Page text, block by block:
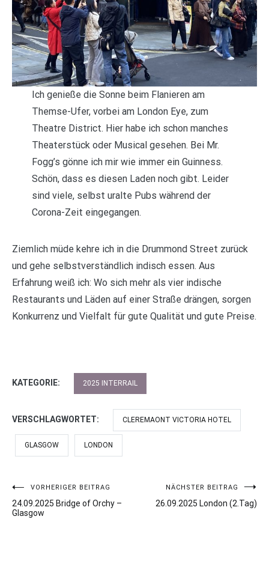
Ich genieße die Sonne beim Flanieren am
Themse-Ufer, vorbei am London Eye, zum
Theatre District. Hier habe ich schon manches
Theaterstück oder Musical gesehen. Bei Mr.
Fogg’s gönne ich mir wie immer ein Guinness.
Schön, dass es diesen Laden noch gibt. Leider
sind viele, selbst uralte Pubs während der
Corona-Zeit eingegangen.
Ziemlich müde kehre ich in die Drummond Street zurück
und gehe selbstverständlich indisch essen. Aus
Erfahrung weiß ich: Wo sich mehr als vier indische
Restaurants und Läden auf einer Straße drängen, sorgen
Konkurrenz und Vielfalt für gute Qualität und gute Preise.
KATEGORIE: 2025 INTERRAIL
VERSCHLAGWORTET: CLEREMAONT VICTORIA HOTEL
GLASGOW LONDON
Beitragsnavigation
VORHERIGER BEITRAG
24.09.2025 Bridge of Orchy –
Glasgow
NÄCHSTER BEITRAG
26.09.2025 London (2.Tag)